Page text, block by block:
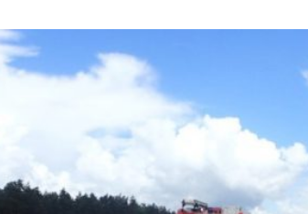
zdrowia — czas zacząć mówić o